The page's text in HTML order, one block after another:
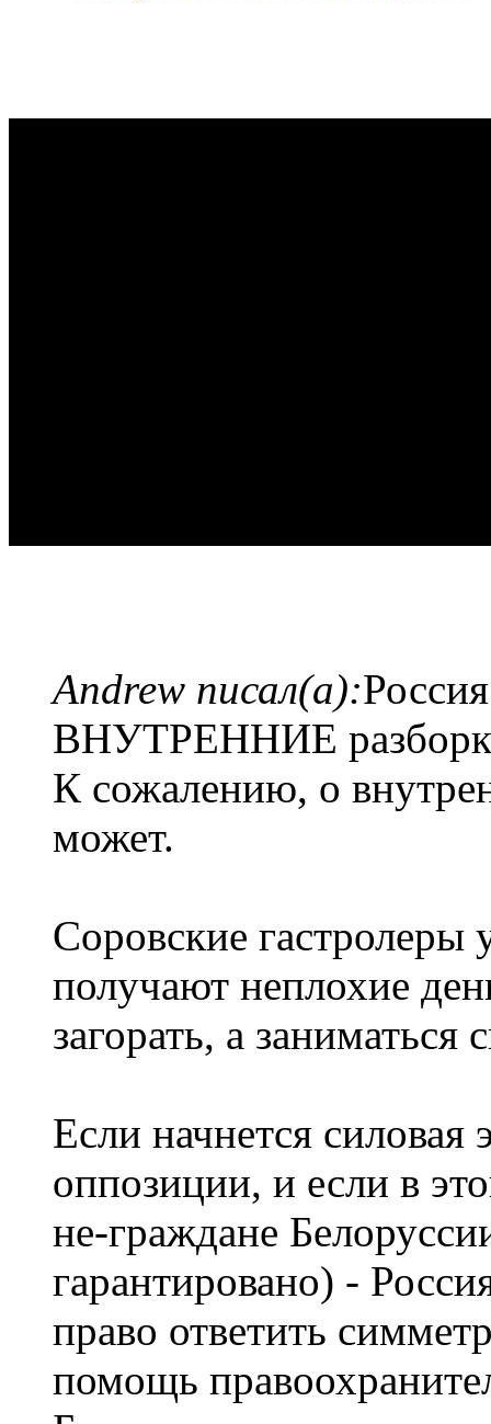
Andrew писал(а):
ВНУТРЕННИЕ
К сожалению, о
может.
Соровские
получают неплохие
загорать, а заниматься
Если начнется силовая
оппозиции, и если в
не-граждане
гарантировано) -
право ответить
помощь